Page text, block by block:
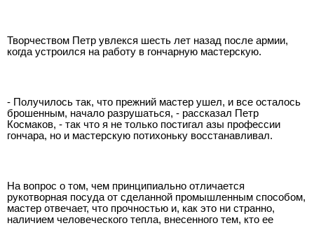
Творчеством Петр увлекся шесть лет назад после армии,
когда устроился на работу в гончарную мастерскую.
- Получилось так, что прежний мастер ушел, и все осталось
брошенным, начало разрушаться, - рассказал Петр
Космаков, - так что я не только постигал азы профессии
гончара, но и мастерскую потихоньку восстанавливал.
На вопрос о том, чем принципиально отличается
рукотворная посуда от сделанной промышленным способом,
мастер отвечает, что прочностью и, как это ни странно,
наличием человеческого тепла, внесенного тем, кто ее